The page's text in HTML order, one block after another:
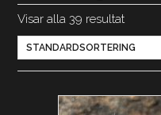
Visar alla 39 resultat